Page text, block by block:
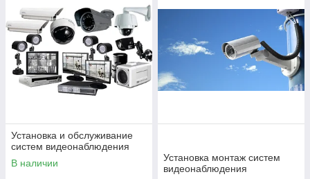
Установка и обслуживание
систем видеонаблюдения
В наличии
Установка монтаж систем
видеонаблюдения